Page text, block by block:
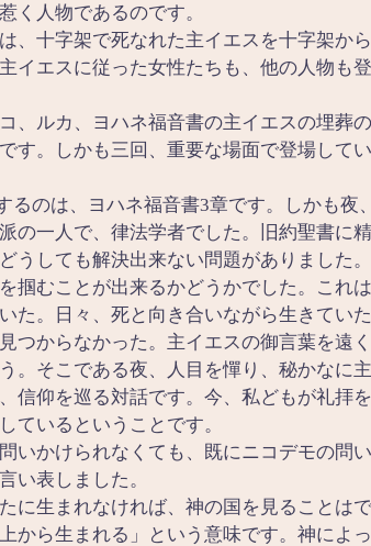
く人物であるのです。
、十字架で死なれた主イエスを十字架か
イエスに従った女性たちも、他の人物も
、ルカ、ヨハネ福音書の主イエスの埋葬
す。しかも三回、重要な場面で登場して
るのは、ヨハネ福音書3章です。しかも
の一人で、律法学者でした。旧約聖書に
うしても解決出来ない問題がありました
掴むことが出来るかどうかでした。これ
た。日々、死と向き合いながら生きてい
つからなかった。主イエスの御言葉を遠
。そこである夜、人目を憚り、秘かなに
信仰を巡る対話です。今、私どもが礼拝
ているということです。
いかけられなくても、既にニコデモの問
い表しました。
に生まれなければ、神の国を見ることはで
から生まれる」という意味です。神によ